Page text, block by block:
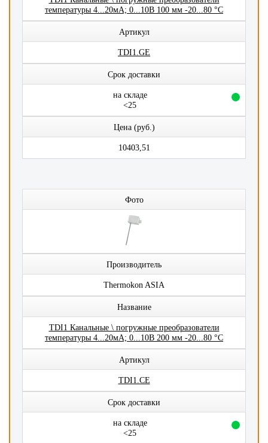
температуры 4...20мА; 0...10В 100 мм -20...80 °C
Артикул
TDI1.GE
Срок доставки
на складе
<25
Цена (руб.)
10403,51
Фото
Производитель
Thermokon ASIA
Название
TDI1 Канальные \ погружные преобразователи
температуры 4...20мА; 0...10В 200 мм -20...80 °C
Артикул
TDI1.CE
Срок доставки
на складе
<25